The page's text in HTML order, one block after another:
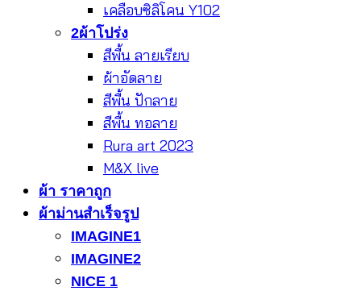
เคลือบซิลิโคน Y102
2ผ้าโปร่ง
สีพื้น ลายเรียบ
ผ้าอัดลาย
สีพื้น ปักลาย
สีพื้น ทอลาย
Rura art 2023
M&X live
ผ้า ราคาถูก
ผ้าม่านสำเร็จรูป
IMAGINE1
IMAGINE2
NICE 1